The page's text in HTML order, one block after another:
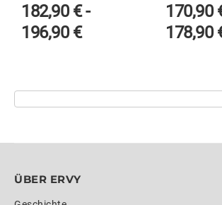
182,90€-
196,90€
170,90
178,90
ÜBER ERVY